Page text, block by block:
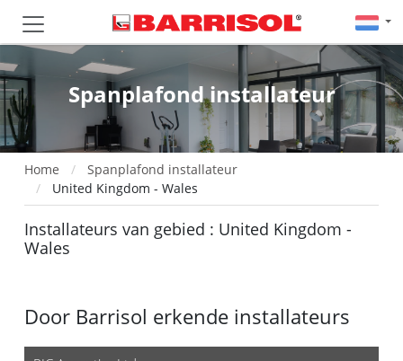
Spanplafond installateur
Home
Spanplafond installateur
United Kingdom - Wales
Installateurs van gebied : United Kingdom -
Wales
Door Barrisol erkende installateurs